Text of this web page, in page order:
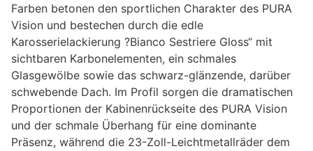
Farben betonen den sportlichen Charakter des PURA
Vision und bestechen durch die edle
Karosserielackierung ?Bianco Sestriere Gloss“ mit
sichtbaren Karbonelementen, ein schmales
Glasgewölbe sowie das schwarz-glänzende, darüber
schwebende Dach. Im Profil sorgen die dramatischen
Proportionen der Kabinenrückseite des PURA Vision
und der schmale Überhang für eine dominante
Präsenz, während die 23-Zoll-Leichtmetallräder dem